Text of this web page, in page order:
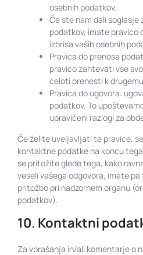
osebnih podatkov.
Če ste nam dali soglasje
podatkov, imate pravico
izbrisa vaših osebnih
Pravica do prenosa
pravico zahtevati vse
celoti prenesti k
Pravica do ugovora:
podatkov. To
upravičeni razlogi za
Če želite uveljavljati te pravice,
kontaktne podatke na koncu
se pritožite glede tega, kako
veseli vašega odgovora, imate
pritožbo pri nadzornem organu
podatkov).
10. Kontaktni
Za vprašanja in/ali komentarje o